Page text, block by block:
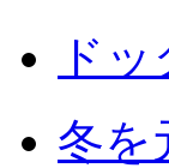
ド
冬を